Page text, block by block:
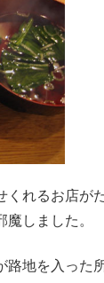
れるお店が
しました。
地を入った